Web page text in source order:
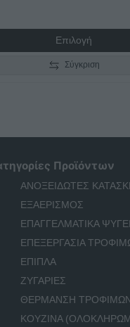
€700,00
Επιλογή
Σύγκριση
Προϊόντων
ΑΝΟΞΕΙΔΩΤΕΣ
ΕΞΑΕΡΙΣΜΟΣ
ΕΠΑΓΓΕΛΜΑΤΙΚΑ
ΕΠΕΞΕΡΓΑΣΙΑ
ΕΠΙΠΛΑ
ΖΥΓΑΡΙΕΣ
ΘΕΡΜΑΝΣΗ
ΚΟΥΖΙΝΑ